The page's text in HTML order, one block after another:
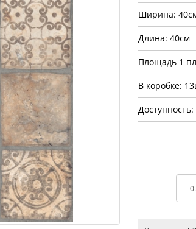
Ширина:
Длина: 40см
Площадь 1
В коробке:
Доступность: